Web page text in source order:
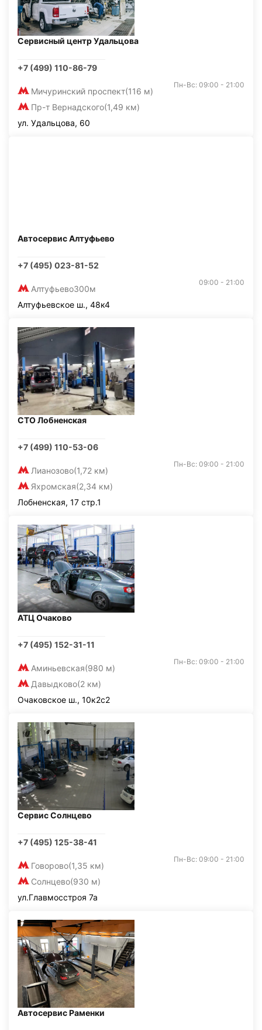
Сервисный центр Удальцова
+7 (499) 110-86-79
Мичуринский проспект(116 м)
Пр-т Вернадского(1,49 км)
Пн-Вс: 09:00 - 21:00
ул. Удальцова, 60
Автосервис Алтуфьево
+7 (495) 023-81-52
Алтуфьево300м
09:00 - 21:00
Алтуфьевское ш., 48к4
СТО Лобненская
+7 (499) 110-53-06
Лианозово(1,72 км)
Яхромская(2,34 км)
Пн-Вс: 09:00 - 21:00
Лобненская, 17 стр.1
АТЦ Очаково
+7 (495) 152-31-11
Аминьевская(980 м)
Давыдково(2 км)
Пн-Вс: 09:00 - 21:00
Очаковское ш., 10к2с2
Сервис Солнцево
+7 (495) 125-38-41
Говорово(1,35 км)
Солнцево(930 м)
Пн-Вс: 09:00 - 21:00
ул.Главмосстроя 7а
Автосервис Раменки